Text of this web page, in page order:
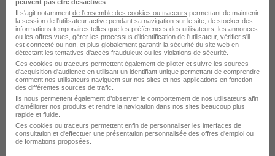
Voir l’offre
il y a 3 jours
Chargé de Mission Emploi et Insertion
H/F
Société des Grands Projets
peuvent pas être désactivés
Il s'agit notamment de l'ensemble des cookies ou traceurs permettant de maintenir
la session de l'utilisateur active pendant sa navigation sur le site, de stocker des
informations temporaires telles que les préférences des utilisateurs, les annonces
ou les offres vues, gérer les processus d'identification de l'utilisateur, vérifier s'il
est connecté ou non, et plus globalement garantir la sécurité du site web en
détectant les tentatives d'accès frauduleux ou les violations de sécurité.
Ces cookies ou traceurs permettent également de piloter et suivre les sources
d'acquisition d'audience en utilisant un identifiant unique permettant de comprendre
comment nos utilisateurs naviguent sur nos sites et nos applications en fonction
des différentes sources de trafic.
Ils nous permettent également d’observer le comportement de nos utilisateurs afin
d'améliorer nos produits et rendre la navigation dans nos sites beaucoup plus
rapide et fluide.
Ces cookies ou traceurs permettent enfin de personnaliser les interfaces de
consultation et d'effectuer une présentation personnalisée des offres d'emploi ou
de formations proposées.